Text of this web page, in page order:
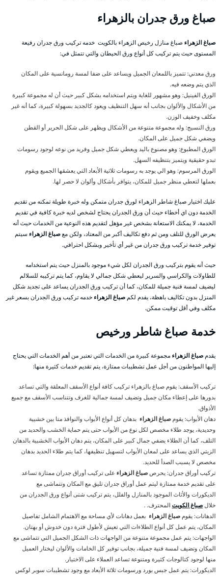
صباغ ورق جدران بالزهراء
صباغ الزهراء صباغ منازل رخيص الزهراء بالكويت خدمه تركيب ورق جدران رفيعة
المستوى حيث يتم تركيب كل أنواع ورق الحيطان والتي تتمثل في:
ورق معدني: تتميز باللمعان الجميل ويساعد على ضفا لمسة رومانسية على المكان
الذي يتم وضعه فيه.
الورق الفينيل: وهو مشهور للغاية ويتم استخدامه بشكل كبير حيث أن له مجموعة كبيرة
من الأشكال والألوان بجانب أنه سهل التنظيف ويعود كالجديد بسهولة كبيرة، كما أنه غير
مكلف وخفيف الوزن.
ورق النسيج: وله مجموعة متنوعة من الأشكال ويظهر على شكل الحرير أو القطن
ويضفي شكل جميل على المكان.
الورق المطبوع: وهو مصنوع باليد ويعطي شكل جميل وفريد من نوعه لوجود رسومات
تبدو حقيقية ويتميز بتنظيفه السهل.
الورق المرسوم: وهو الي يوجد به رسومات ثلاثية الأبعاد التي يعشقها الجميع ويقوم
بعملها لتعطي منظر جميل للمكان، يتوافر بأشكال وألوان لا حصر لها.
عليك اختيار صباغ شاطر الزهراء لورق جدران متمكن وله خبرة طويلة تمكنه من تقديم
الخدمة دون اي أخطاء حيث أن ورق الجدران يحتاج لشخص لديه خبرة كافية في تقديم
الخدمة، لا يمكنك الاستعانة بشخص غير مؤهل لتقديم هذه النوعية من الخدمات حيث أنه
يعرض الورق للتلف ومن ثم دفع تكاليف أكبر من المعتاد، ولكن معصباغ الزهراء سيتم
توفير خدمة تركيب ورق جدران من غير أي تأخير وبشكل احترافي.
حيث أنه يقوم بتركيب ورق الجدران لكل شيء موجود بالمنزل حيث يتم استخدامه
للطاولات والكراسي والسرير ليعطي شكل جمالي لا يقاوم، كما يتم تركيبه للسلالم
ليضيف لمسة فنية جميلة للمكان، كما أن تركيب ورق الجدران يساعد على تجديد شكل
المنزل بدون تكاليف باهظة، يقدم لكم صباغ الزهراء خدمه تركيب ورق الجدران بسعر غير
مكلف وفي أقل توقيت ممكن.
خدمة صباغ شاطر ورخيص
يقدم صباغ الزهراء مجموعة كبيرة من الخدمات التي تعتبر من أهم الخدمات التي يحتاج
إليها المواطنون من أجل عمل تشطيبات ممتازة، يتم تقديم خدمات كثيرة منها:
تركيب الأسقف: يقوم صباغ بالزهراء تركيب كافة أنواع الأسقف المعلقة والتي تساعد
بدورها على إعطاء مكان جميل وتضيف لمسة جمالية للغرف وتتناسب الأسقف مع جميع
الأذواق.
دهان الأبواب: يقوم صباغ الزهراء بدهان كل أنواع الأبواب والنوافذ متا بين خشبية
وحديدية، يوجد طلاء مخصص لكل نوع من الأبواب حتى يتم حماية الخشب والحديد من
التلف، كما أن الطلاء يضفي جمال كبير على المكان، يتم دهان الأبواب الخشبية بالدهان
الزيتي الذي يساعد على لمعان الأبواب لتسهيل تنظيفها، كما يتم طلاء الحديد بدهان
مخصص لا يسبب الصدأ للحديد.
تركيب أوراق جدران: يحرصصباغ الزهراء على تركيب أوراق جدران ممتازة تساعد
على تقديم خدمة ممتازة ليتم عمل أوراق جدران تليق مع المكان وتتماشى مع
الديكورات والأثاث الموجود بالمنازل والفلل، يتم تركيب شتى أنواع ورق الجدران من
خلالصباغ الكويتالمحترف. .
الدهانات: يقوم صباغ الزهراء بعمل دهانات لأي مساحة مع الاهتمام الشامل تفاصيل
المكان، يتم عمل كل أنواع الطلاءات التي تعيش لأطول فترة دون خدوش أو بهتان.
الواجهات: يتم عمل مجموعة متنوعة من الواجهات ذات الشكل الجميل التي تتماشى مع
المكان وتضيف لمسة فنية جميلة، بجانب توفير كل الخامات والألوان ليختار العميل
منها لوجود كتالوجات كثيرة ومتنوعة تساعد العملاء على الاختيار.
الديكورات: يتم عمل جبس بورد ورسومات ثلاثة الأبعاد مع وجود تشطيبات سوبر لوكس